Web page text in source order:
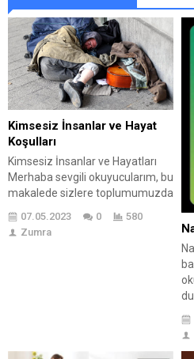
Kimsesiz İnsanlar ve Hayat
Koşulları
Kimsesiz İnsanlar ve Hayatları
Merhaba sevgili okuyucularım, bu
makalede sizlere toplumumuzda
sıklıkla görülen ama ne yazık ki
pek de dikkate alınmayan bir
konudan bahsedeceğim:
destek sistemine sahip
07.05.2023 0
580
Zumra